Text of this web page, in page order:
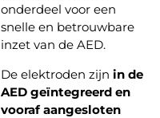
onderdeel voor een
snelle en betrouwbare
inzet van de AED.
De elektroden zijn in de
AED geïntegreerd en
vooraf aangesloten